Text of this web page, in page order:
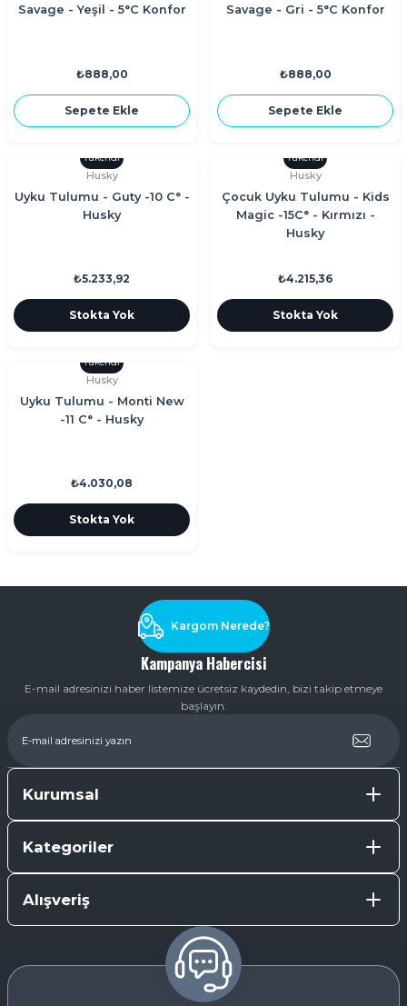
Savage - Yeşil - 5°C Konfor
₺888,00
Sepete Ekle
Savage - Gri - 5°C Konfor
₺888,00
Sepete Ekle
Tükendi
Husky
Uyku Tulumu - Guty -10 C° -
Husky
₺5.233,92
Stokta Yok
Tükendi
Husky
Çocuk Uyku Tulumu - Kids
Magic -15C° - Kırmızı -
Husky
₺4.215,36
Stokta Yok
Tükendi
Husky
Uyku Tulumu - Monti New
-11 C° - Husky
₺4.030,08
Stokta Yok
Kampanya Habercisi
E-mail adresinizi haber listemize ücretsiz kaydedin, bizi takip etmeye
başlayın.
Kargom Nerede?
Kurumsal
Kategoriler
Alışveriş